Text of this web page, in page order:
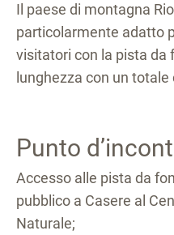
Il paese di montagna
particolarmente adatto
visitatori con la pista da
lunghezza con un
Punto
Accesso alle pista da
pubblico a Casere al
Naturale;